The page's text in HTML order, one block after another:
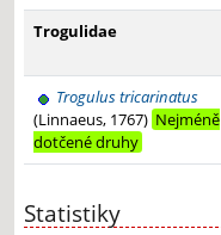
Trogulidae
Trogulus tricarinatus
(Linnaeus, 1767) Nejméně
dotčené druhy
Statistiky